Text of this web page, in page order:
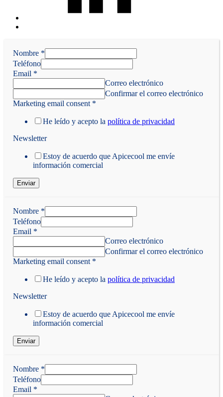
↑
Nombre *
Teléfono
Email *
Correo electrónico
Confirmar el correo electrónico
Marketing email consent *
He leído y acepto la política de privacidad
Newsletter
Estoy de acuerdo que Apicecool me envíe
información comercial
Enviar
Nombre *
Teléfono
Email *
Correo electrónico
Confirmar el correo electrónico
Marketing email consent *
He leído y acepto la política de privacidad
Newsletter
Estoy de acuerdo que Apicecool me envíe
información comercial
Enviar
Nombre *
Teléfono
Email *